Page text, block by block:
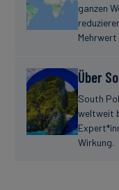
ganzen
Über
South
weltweit
Wirkung.